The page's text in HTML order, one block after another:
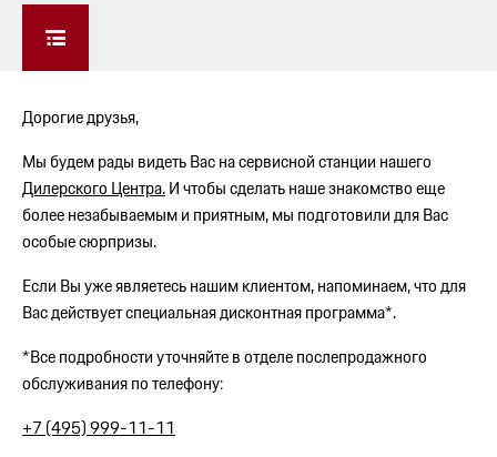
Дорогие друзья,
Мы будем рады видеть Вас на сервисной станции нашего
Дилерского Центра.И чтобы сделать наше знакомство еще
более незабываемым и приятным, мы подготовили для Вас
особые сюрпризы.
Если Вы уже являетесь нашим клиентом, напоминаем, что для
Вас действует специальная дисконтная программа*.
*Все подробности уточняйте в отделе послепродажного
обслуживания по телефону:
+7 (495) 999-11-11